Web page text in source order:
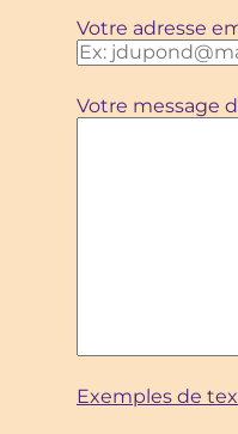
Votre adresse
Votre message
Exemples de